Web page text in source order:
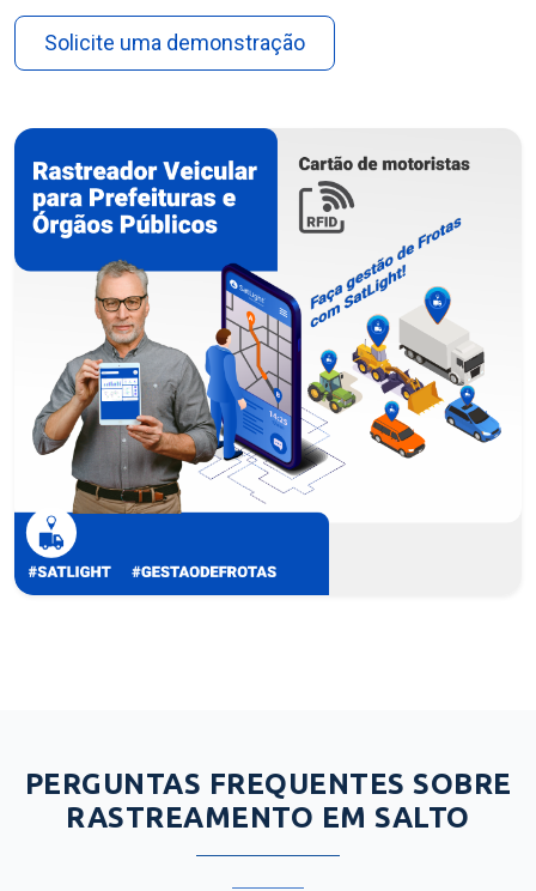
Solicite uma demonstração
PERGUNTAS FREQUENTES SOBRE
RASTREAMENTO EM SALTO